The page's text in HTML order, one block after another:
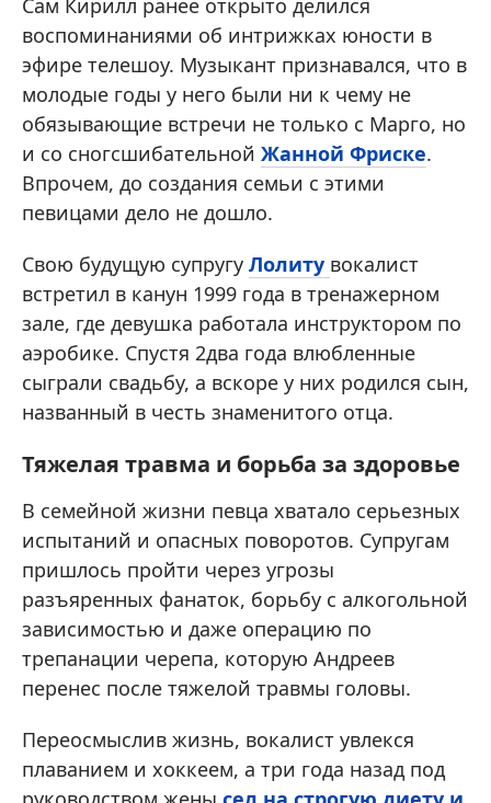
Сам Кирилл ранее открыто делился
воспоминаниями об интрижках юности в
эфире телешоу. Музыкант признавался, что в
молодые годы у него были ни к чему не
обязывающие встречи не только с Марго, но
и со сногсшибательной Жанной Фриске.
Впрочем, до создания семьи с этими
певицами дело не дошло.
Свою будущую супругу Лолиту вокалист
встретил в канун 1999 года в тренажерном
зале, где девушка работала инструктором по
аэробике. Спустя 2два года влюбленные
сыграли свадьбу, а вскоре у них родился сын,
названный в честь знаменитого отца.
Тяжелая травма и борьба за здоровье
В семейной жизни певца хватало серьезных
испытаний и опасных поворотов. Супругам
пришлось пройти через угрозы
разъяренных фанаток, борьбу с алкогольной
зависимостью и даже операцию по
трепанации черепа, которую Андреев
перенес после тяжелой травмы головы.
Переосмыслив жизнь, вокалист увлекся
плаванием и хоккеем, а три года назад под